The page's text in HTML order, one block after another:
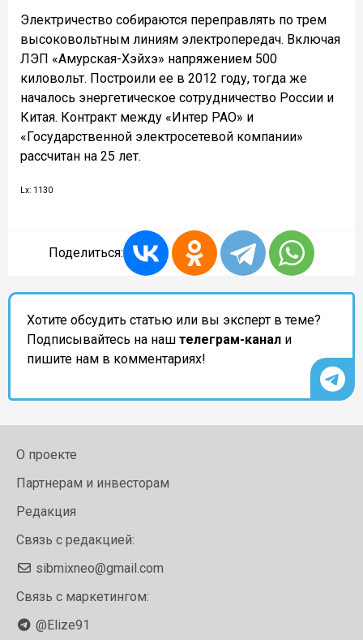
Электричество собираются переправлять по трем
высоковольтным линиям электропередач. Включая
ЛЭП «Амурская-Хэйхэ» напряжением 500
киловольт. Построили ее в 2012 году, тогда же
началось энергетическое сотрудничество России и
Китая. Контракт между «Интер РАО» и
«Государственной электросетевой компании»
рассчитан на 25 лет.
Lx: 1130
Поделиться:
Хотите обсудить статью или вы эксперт в теме?
Подписывайтесь на наш телеграм-канал и
пишите нам в комментариях!
О проекте
Партнерам и инвесторам
Редакция
Связь с редакцией:
sibmixneo@gmail.com
Связь с маркетингом:
@Elize91